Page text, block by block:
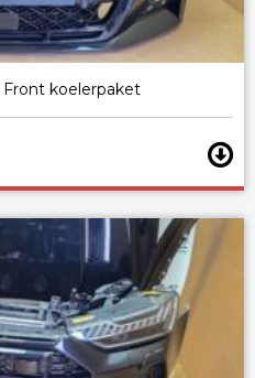
koelerpaket